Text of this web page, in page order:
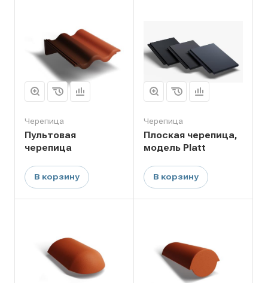
Черепица
Пультовая
черепица
В корзину
Черепица
Плоская черепица,
модель Platt
В корзину